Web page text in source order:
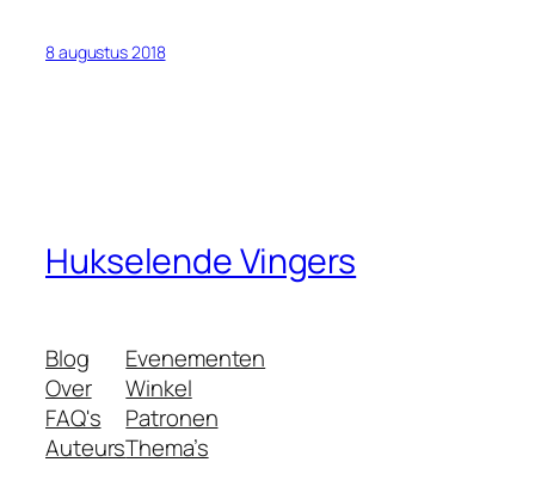
8 augustus 2018
Hukselende Vingers
Blog
Over
FAQ's
Auteurs
Evenementen
Winkel
Patronen
Thema’s